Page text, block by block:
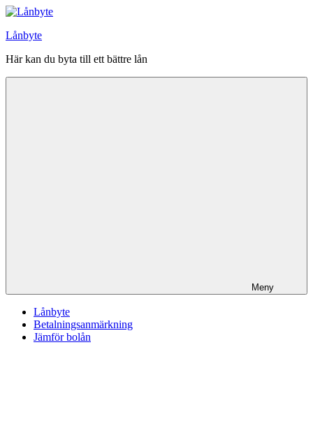
Hoppa
innehåll
Lånbyte
Här kan du byta till ett bättre lån
Meny
Lånbyte
Betalningsanmärkning
Jämför bolån